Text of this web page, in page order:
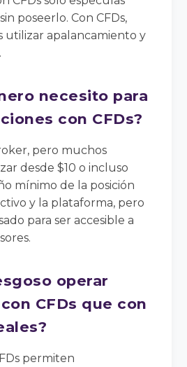
poseerlo. Con CFDs,
utilizar apalancamiento y
necesito para
con CFDs?
pero muchos
desde $10 o incluso
mínimo de la posición
y la plataforma, pero
para ser accesible a
operar
CFDs que con
permiten